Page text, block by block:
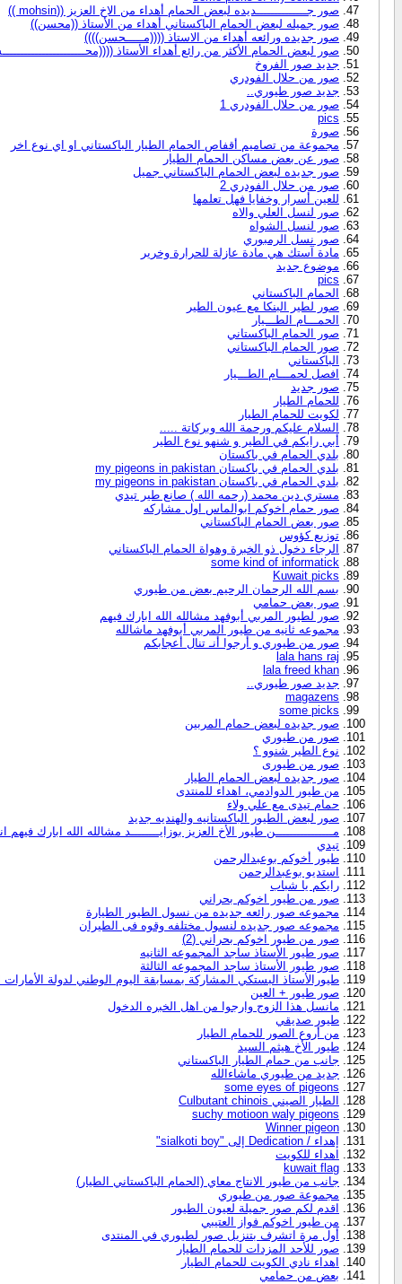
صور جــــــــــــــديده لبعض الحمام أهداء من الاخ العزيز ((mohsin ))
صور جميله لبعض الحمام الباكستاني أهداء من الأستاذ ((محسن))
صور جديده ورائعه أهداء من الاستاذ ((((مـــــحسن))))
صور لبعض الحمام الأكثر من رائع أهداء الأستاذ
جديد صور الفروخ
صور من حلال الفودري
جديد صور طيوري..
صور من حلال الفودري 1
pics
صورة
مجموعة من تصاميم أقفاص الحمام الطيار الباكستاني او اي نوع اخر
صور عن بعض مساكن الحمام الطيار
صور جديده لبعض الحمام الباكستاني جميل
صور من حلال الفودري 2
للعين أسرار وخفايا فهل تعلمها
صور لنسل العلي والاه
صور لنسل الشواه
صور نسل الرمبوري
مادة آستك هي مادة عازلة للحرارة وخرير
موضوع جديد
pics
الحمام الباكستاني
صور لطير البنكا مع عيون الطير
الحمـــام الطـــيار
صور الحمام الباكستاني
صور الحمام الباكستاني
الباكستاني
افصل لحمـــام الطـــيار
صور جديد
للحمام الطيار
لكويت للحمام الطيار
السلام عليكم ورحمة الله وبركاتة .....
أبي رايكم في الطير و شنهو نوع الطير
بلدي الحمام في باكستان
بلدي الحمام في باكستان my pigeons in pakistan
بلدي الحمام في باكستان my pigeons in pakistan
مستري دين محمد (رحمه الله ) صانع طير تيدي
صور حمام اخوكم ابوالماس اول مشاركه
صور بعض الحمام الباكستاني
توزيع كؤوس
الرجاء دخول ذو الخبرة وهواة الحمام الباكستاني
some kind of informatick
Kuwait picks
بسم الله الرحمان الرحيم بعض من طيوري
صور بعض حمامي
صور لطيور المربي أبوفهد مشالله الله ابارك فيهم
مجموعه ثانيه من طيور المربي أبوفهد ماشالله
صور من طيوري و أرجوا أنـ تنال أعجابكم
lala hans raj
lala freed khan
جديد صور طيوري..
magazens
some picks
صور جديده لبعض حمام المربين
صور من طيوري
نوع الطير شنوو ؟
صور من طيورى
صور جديده لبعض الحمام الطيار
من طيور الدوادمي، اهداء للمنتدى
حمام تيدى مع علي ولاء
صور لبعض الطيور الباكستانيه والهنديه جديد
مــــــــــــــــن طيور الأخ العزيز بوزايــــــــد مشالله الله ابارك فيهم
تيدي
طيور أخوكم بوعبدالرحمن
استديو بوعبدالرحمن
رايكم يا شباب
صور من طيور اخوكم بحراني
مجموعه صور رائعه جديده من نسول الطيور الطيارة
مجموعه صور جديده لنسول مختلفه وقوه فى الطيران
صور من طيور اخوكم بحراني (2)
صور طيور الأستاذ ساجد المجموعه الثانيه
صور طيور الأستاذ ساجد المجموعه الثالثة
طيورالأستاذ البستكي المشاركة بمسابقة اليوم الوطني لدولة الأمارات
صور طيور + العين
مانسل هذا الزوج وارجوا من اهل الخبره الدخول
طيور صديقي
من أروع الصور للحمام الطيار
طيور الأخ هيثم السيد
جانب من حمام الطيار الباكستاني
جديد من طيوري ماشاءالله
some eyes of pigeons
الطيار الصيني Culbutant chinois
suchy motioon waly pigeons
Winner pigeon
إهداء / Dedication إلى "sialkoti boy"
اهداء للكويت
kuwait flag
جانب من طيور الانتاج معاي (الحمام الباكستاني الطيار)
مجموعة صور من طيوري
اقدم لكم صور جميلة لعيون الطيور
من طيور اخوكم فواز العتيبي
أول مرة اتشرف بتنزيل صور لطيوري في المنتدى
صور للأحد المزدات للحمام الطيار
اهداء نادي الكويت للحمام الطيار
بعض من حمامي